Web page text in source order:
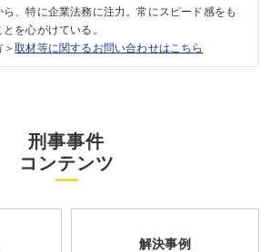
ら、特に企業法務に注力。常にスピード感をも
を心がけている。
＞取材等に関するお問い合わせはこちら
刑事事件
コンテンツ
解決事例